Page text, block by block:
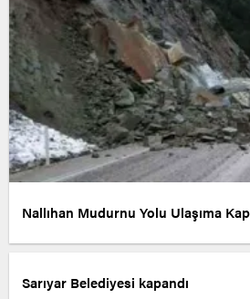
Nallıhan Mudurnu Yolu Ulaşıma
Sarıyar Belediyesi kapandı